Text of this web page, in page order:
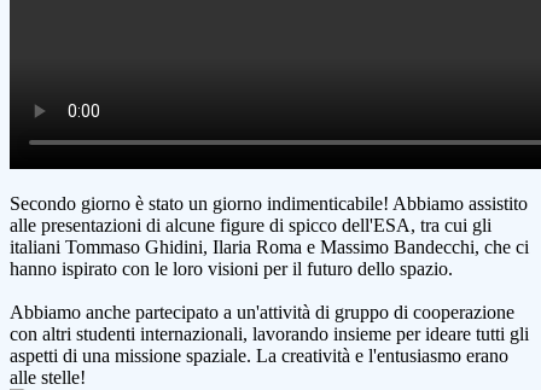
Secondo giorno è stato un giorno indimenticabile! Abbiamo assistito
alle presentazioni di alcune figure di spicco dell'ESA, tra cui gli
italiani Tommaso Ghidini, Ilaria Roma e Massimo Bandecchi, che ci
hanno ispirato con le loro visioni per il futuro dello spazio.
Abbiamo anche partecipato a un'attività di gruppo di cooperazione
con altri studenti internazionali, lavorando insieme per ideare tutti gli
aspetti di una missione spaziale. La creatività e l'entusiasmo erano
alle stelle!